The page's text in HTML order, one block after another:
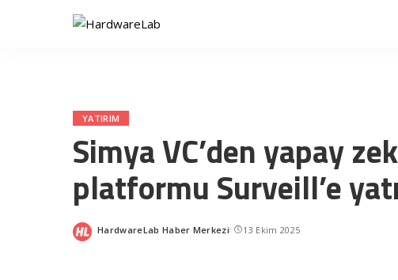
YATIRIM
Simya VC’den yapay
platformu Surveill’e
Posted
HardwareLab Haber Merkezi 13 Ekim 2025